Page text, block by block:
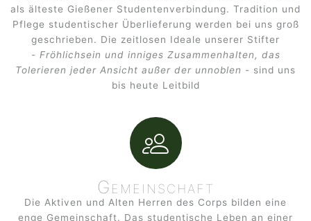
als älteste Gießener Studentenverbindung. Tradition und
Pflege studentischer Überlieferung werden bei uns groß
geschrieben. Die zeitlosen Ideale unserer Stifter
- Fröhlichsein und inniges Zusammenhalten, das
Tolerieren jeder Ansicht außer der unnoblen - sind uns
bis heute Leitbild
Gemeinschaft
Die Aktiven und Alten Herren des Corps bilden eine
enge Gemeinschaft. Das studentische Leben an einer